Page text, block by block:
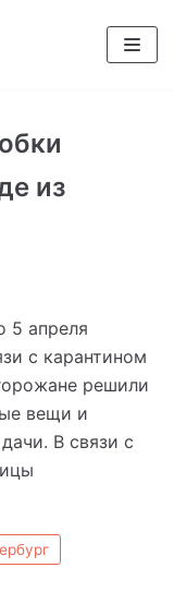
из
5 апреля
с карантином
решили
вещи и
В связи с